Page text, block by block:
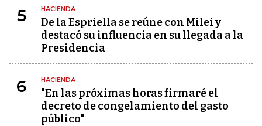
5 HACIENDA
De la Espriella se reúne con Milei y
destacó su influencia en su llegada a la
Presidencia
6 HACIENDA
"En las próximas horas firmaré el
decreto de congelamiento del gasto
público"